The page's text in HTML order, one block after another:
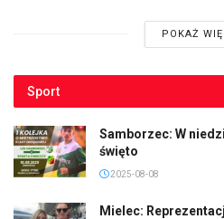
POKAŻ
Sport
Samborzec: W
święto
2025-08-08
Mielec: